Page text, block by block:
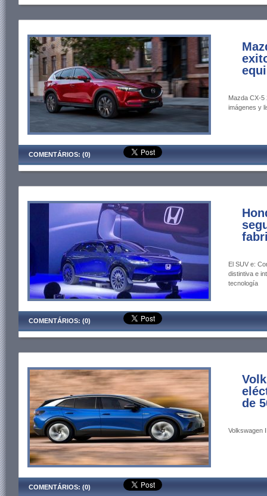
Mazda CX-5
imágenes y
COMENTÁRIOS: (0)
El SUV e:
distintiva e
tecnología
COMENTÁRIOS: (0)
de
Volkswagen
COMENTÁRIOS: (0)